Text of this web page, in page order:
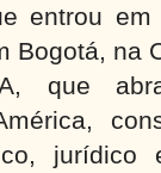
entrou
Bogotá, na
que